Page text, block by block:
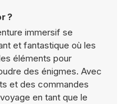
?
immersif se
et fantastique où les
éléments pour
des énigmes. Avec
et des commandes
en tant que le